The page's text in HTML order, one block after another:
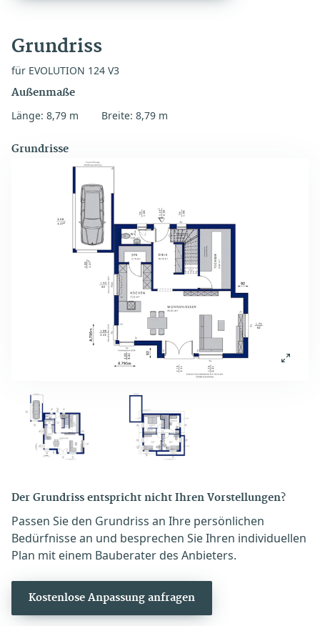
Grundriss
für EVOLUTION 124 V3
Außenmaße
Länge: 8,79 m Breite: 8,79 m
Grundrisse
Der Grundriss entspricht nicht Ihren Vorstellungen?
Passen Sie den Grundriss an Ihre persönlichen
Bedürfnisse an und besprechen Sie Ihren individuellen
Plan mit einem Bauberater des Anbieters.
Kostenlose Anpassung anfragen